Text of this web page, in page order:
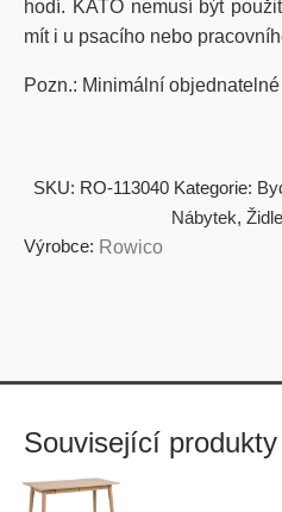
hodí. KATO nemusí být
mít i u psacího nebo
Pozn.: Minimální
SKU: RO-113040 Kategorie:
Nábytek,
Výrobce: Rowico
Související produkty